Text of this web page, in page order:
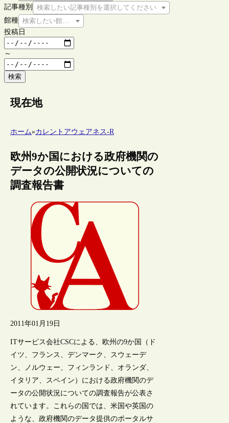
記事種別
検索したい記事種別を選択してください
館種 検索したい館種を選択してください
投稿日
～
検索
現在地
ホーム»カレントアウェアネス-R
欧州9か国における政府機関の
データの公開状況についての
調査報告書
2011年01月19日
ITサービス会社CSCによる、欧州の9か国（ド
イツ、フランス、デンマーク、スウェーデ
ン、ノルウェー、フィンランド、オランダ、
イタリア、スペイン）における政府機関のデ
ータの公開状況についての調査報告が公表さ
れています。これらの国では、米国や英国の
ような、政府機関のデータ提供のポータルサ